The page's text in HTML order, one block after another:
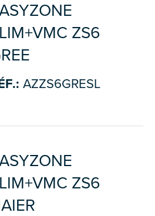
ZS6
AZZS6GRESL
ZS6